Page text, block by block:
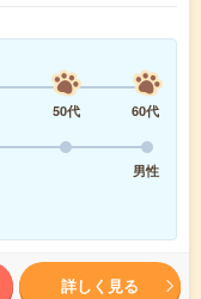
50代
60代
男性
詳しく見る